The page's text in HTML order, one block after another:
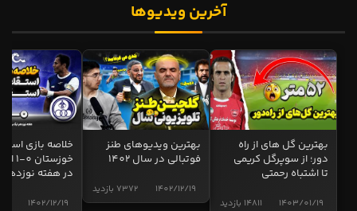
آخرین ویدیوها
بهترین گل های از راه
دور؛ از سوپرگل کریمی
تا اشتباه رحمتی
14811 بازدید 1403/01/19
بهترین ویدیوهای طنز
فوتبالی در سال 1402
7372 بازدید 1402/12/19
خلاصه بازی
در هفته نوزدهم
1402/12/19